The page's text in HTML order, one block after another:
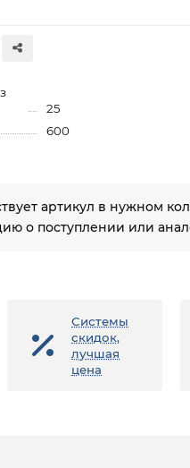
25
600
артикул в нужном
о поступлении или
Системы
скидок,
лучшая
цена